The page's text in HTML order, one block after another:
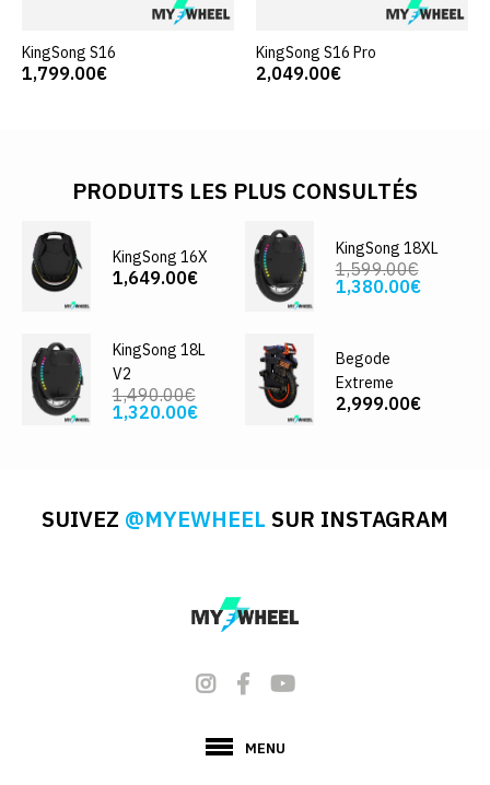
KingSong S16
1,799.00€
KingSong S16 Pro
2,049.00€
PRODUITS LES PLUS CONSULTÉS
KingSong 16X
1,649.00€
KingSong 18XL
1,599.00€
1,380.00€
KingSong 18L
V2
1,490.00€
1,320.00€
Begode
Extreme
2,999.00€
SUIVEZ @MYEWHEEL SUR INSTAGRAM
MENU